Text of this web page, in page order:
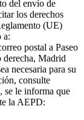
del envío de
los derechos
(UE)
a:
postal a Paseo
derecha, Madrid
necesaria para su
consulte
se le informa que
la AEPD: